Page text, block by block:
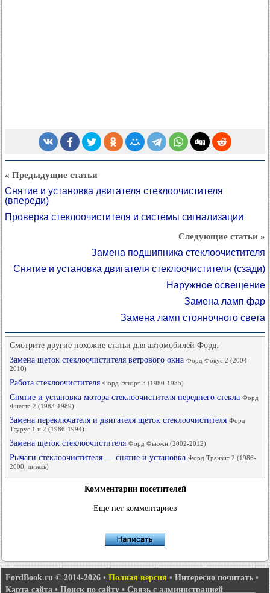
« Предыдущие статьи
Снятие и установка двигателя стеклоочистителя
(впереди)
Проверка стеклоочистителя и системы сигнализации
Следующие статьи »
Замена подшипника стеклоочистителя
Снятие и установка двигателя стеклоочистителя (сзади)
Наружное освещение
Замена ламп фар
Замена ламп стояночного света
Смотрите другие похожие статьи для автомобилей Форд:
Замена щеток стеклоочистителя ветрового окна Форд Фокус 2 (2004-
2010)
Работа стеклоочистителя Форд Эскорт 3 (1980-1985)
Снятие и установка мотора стеклоочистителя переднего стекла Форд
Фиеста 2 (1983-1989)
Замена переключателя и двигателя щеток стеклоочистителя Форд
Таурус 1 и 2 (1986-1994)
Замена щеток стеклоочистителя Форд Фьюжн (2002-2012)
Рычаги стеклоочистителя — снятие и установка Форд Транзит 2 (1986-
2000, дизель)
Комментарии посетителей
Еще нет комментариев
FordBook.ru © 2014-2026 • Полная версия • Интересно почитать •
Карта сайта • Поиск по сайту • Связь с администрацией